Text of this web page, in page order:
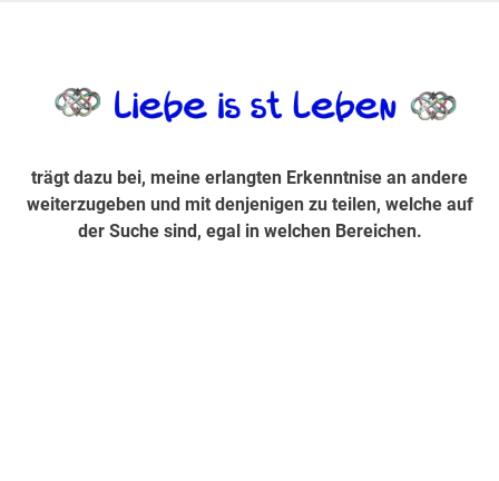
Suche sind, egal in welchen Bereichen.
trägt dazu bei, meine erlangten Erkenntnise an andere
weiterzugeben und mit denjenigen zu teilen, welche auf
der Suche sind, egal in welchen Bereichen.